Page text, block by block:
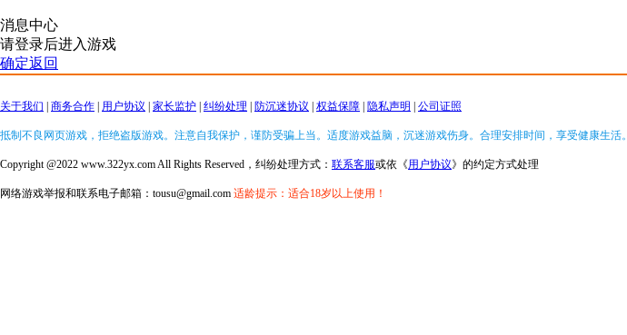
消息中心
请登录后进入游戏
确定返回
关于我们 商务合作 用户协议 家长监护 纠纷处理 防沉迷协议 权益保障 隐私声明 公司证照
抵制不良网页游戏，拒绝盗版游戏。注意自我保护，谨防受骗上当。适度游戏益脑，沉迷游戏伤身。合理安排时间，享受健康生活。
Copyright @2022 www.322yx.com All Rights Reserved，纠纷处理方式： 联系客服或依《用户协议》的约定方式处理
网络游戏举报和联系电子邮箱：tousu@gmail.com 适龄提示：适合18岁以上使用！